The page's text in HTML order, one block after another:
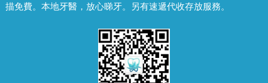
描免費。本地牙醫，放心睇牙。另有速遞代收存放服務。